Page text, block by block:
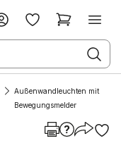
Außenwandleuchten mit
Bewegungsmelder